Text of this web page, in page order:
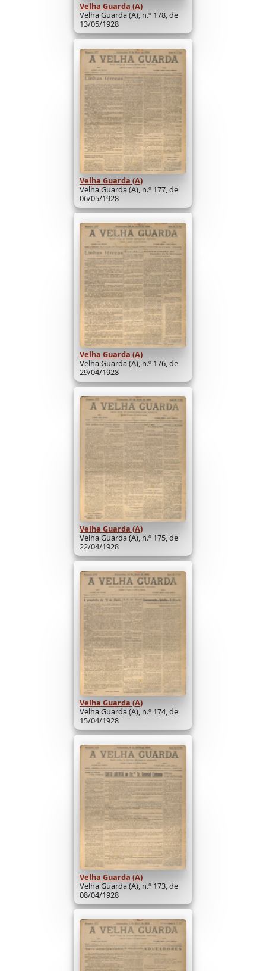
Velha Guarda (A)
Velha Guarda (A), n.º 178, de
13/05/1928
Velha Guarda (A)
Velha Guarda (A), n.º 177, de
06/05/1928
Velha Guarda (A)
Velha Guarda (A), n.º 176, de
29/04/1928
Velha Guarda (A)
Velha Guarda (A), n.º 175, de
22/04/1928
Velha Guarda (A)
Velha Guarda (A), n.º 174, de
15/04/1928
Velha Guarda (A)
Velha Guarda (A), n.º 173, de
08/04/1928